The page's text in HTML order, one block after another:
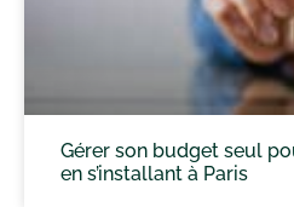
Gérer son budget seul
en s’installant à Paris